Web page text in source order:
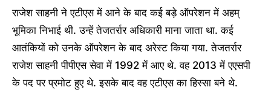
राजेश साहनी ने एटीएस में आने के बाद कई बड़े ऑपरेशन में अहम्
भूमिका निभाई थी. उन्हें तेजतर्रार अधिकारी माना जाता था. कई
आतंकियों को उनके ऑपरेशन के बाद अरेस्ट किया गया. तेजतर्रार
राजेश साहनी पीपीएस सेवा में 1992 में आए थे. वह 2013 में एएसपी
के पद पर प्रमोट हुए थे. इसके बाद वह एटीएस का हिस्सा बने थे.